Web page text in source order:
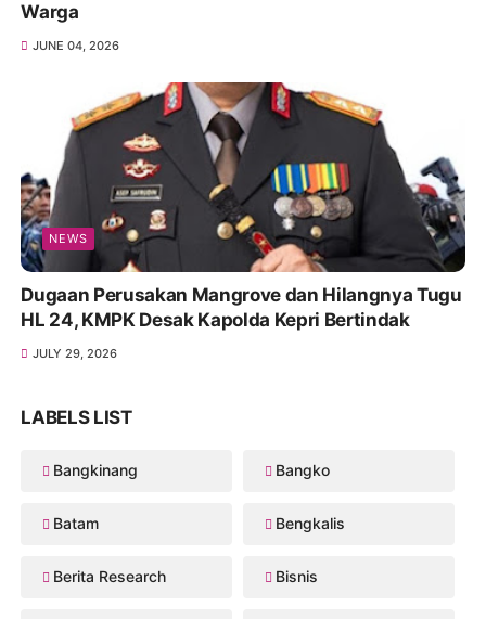
Warga
JUNE 04, 2026
NEWS
Dugaan Perusakan Mangrove dan Hilangnya Tugu
HL 24, KMPK Desak Kapolda Kepri Bertindak
JULY 29, 2026
LABELS LIST
Bangkinang Bangko
Batam Bengkalis
Berita Research Bisnis